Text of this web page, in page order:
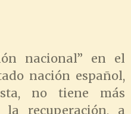
nacional” en el
nación español,
no tiene más
recuperación, a